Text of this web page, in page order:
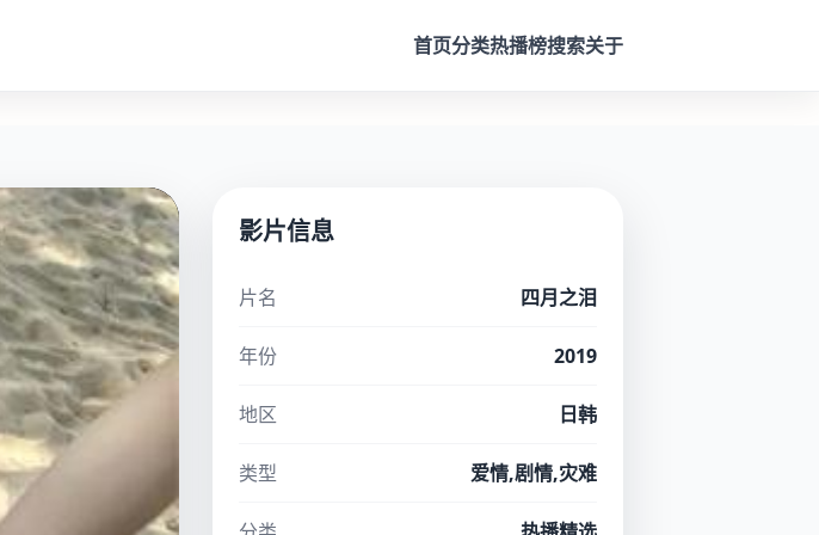
首页分类热播榜搜索关于
影片信息
片名 四月之泪
年份 2019
地区 日韩
类型 爱情,剧情,灾难